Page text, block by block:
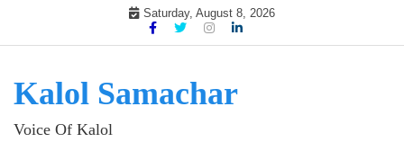
Saturday, August 8, 2026
Kalol Samachar
Voice Of Kalol